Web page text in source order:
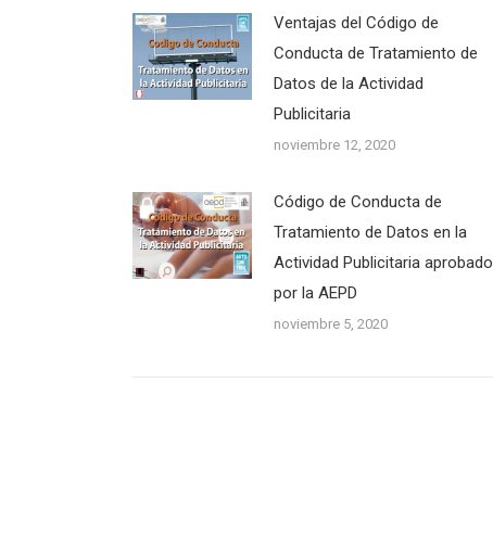
Ventajas del Código de
Conducta de Tratamiento de
Datos de la Actividad
Publicitaria
noviembre 12, 2020
Código de Conducta de
Tratamiento de Datos en la
Actividad Publicitaria aprobado
por la AEPD
noviembre 5, 2020